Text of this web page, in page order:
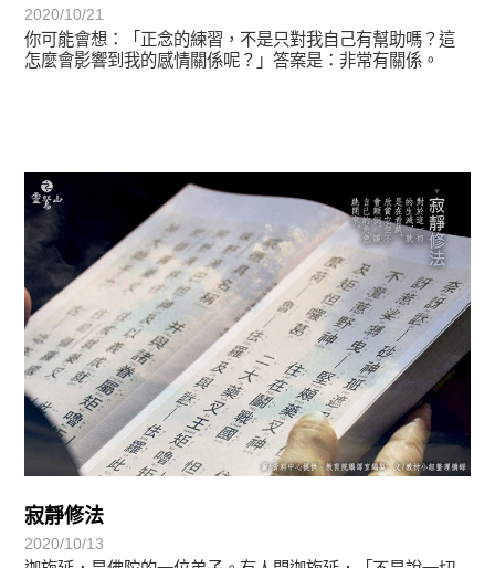
2020/10/21
你可能會想：「正念的練習，不是只對我自己有幫助嗎？這
怎麼會影響到我的感情關係呢？」答案是：非常有關係。
寂靜修法
2020/10/13
覺有情-法華期